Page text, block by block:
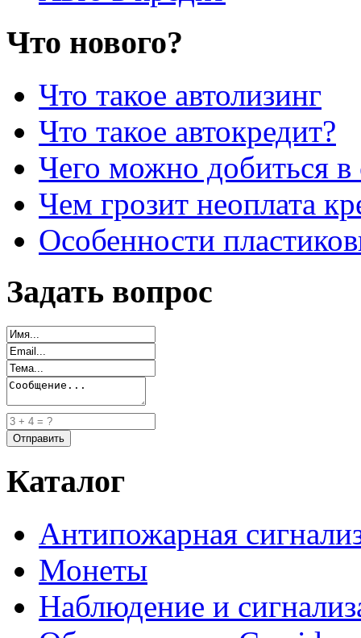
Что нового?
Что такое автолизинг
Что такое автокредит?
Чего можно добиться в
Чем грозит неоплата
Особенности
Задать вопрос
Каталог
Антипожарная
Монеты
Наблюдение и